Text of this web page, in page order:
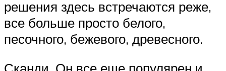
решения здесь встречаются реже,
все больше просто белого,
песочного, бежевого, древесного.